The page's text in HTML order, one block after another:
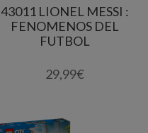
43011 LIONEL MESSI :
FENOMENOS DEL
FUTBOL
29,99€